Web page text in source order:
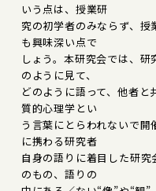
いう点は、授業研
究の初学者のみならず、
も興味深い点で
しょう。本研究会では、
のように見て、
どのように語って、他者と
質的心理学とい
う言葉にとらわれないで
に携わる研究者
自身の語りに着目した研
のもの、語りの